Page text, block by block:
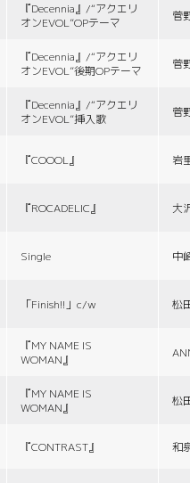
『Decennia』/“アクエリ
オンEVOL”OPテーマ
菅
『Decennia』/“アクエリ
オンEVOL”後期OPテーマ
菅
『Decennia』/“アクエリ
オンEVOL”挿入歌
菅
『COOOL』 岩
『ROCADELIC』 大
Single 中
「Finish!!」c/w 松
『MY NAME IS
WOMAN』
『MY NAME IS
WOMAN』
松
『CONTRAST』 和